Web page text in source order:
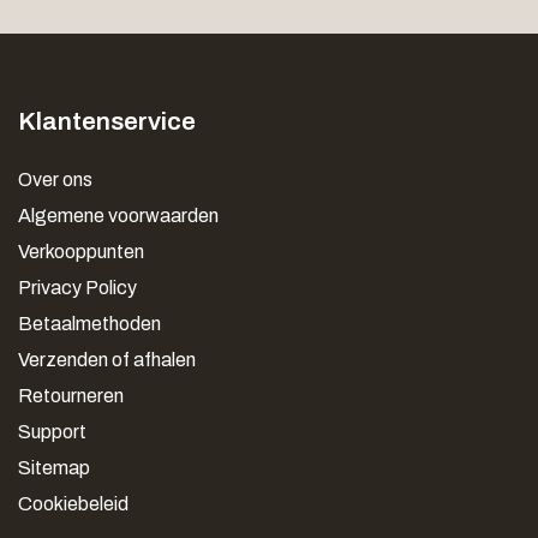
Klantenservice
Over ons
Algemene voorwaarden
Verkooppunten
Privacy Policy
Betaalmethoden
Verzenden of afhalen
Retourneren
Support
Sitemap
Cookiebeleid